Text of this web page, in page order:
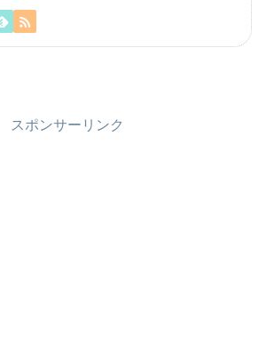
スポンサーリンク